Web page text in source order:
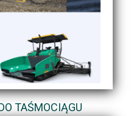
TAŚMOCIĄGU